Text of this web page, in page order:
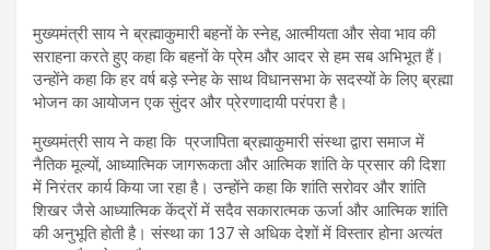
मुख्यमंत्री साय ने ब्रह्माकुमारी बहनों के स्नेह, आत्मीयता और सेवा भाव की
सराहना करते हुए कहा कि बहनों के प्रेम और आदर से हम सब अभिभूत हैं।
उन्होंने कहा कि हर वर्ष बड़े स्नेह के साथ विधानसभा के सदस्यों के लिए ब्रह्मा
भोजन का आयोजन एक सुंदर और प्रेरणादायी परंपरा है।
मुख्यमंत्री साय ने कहा कि प्रजापिता ब्रह्माकुमारी संस्था द्वारा समाज में
नैतिक मूल्यों, आध्यात्मिक जागरूकता और आत्मिक शांति के प्रसार की दिशा
में निरंतर कार्य किया जा रहा है। उन्होंने कहा कि शांति सरोवर और शांति
शिखर जैसे आध्यात्मिक केंद्रों में सदैव सकारात्मक ऊर्जा और आत्मिक शांति
की अनुभूति होती है। संस्था का 137 से अधिक देशों में विस्तार होना अत्यंत